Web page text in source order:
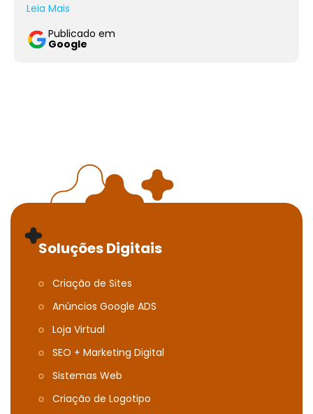
Leia Mais
Publicado em
Google
Soluções Digitais
Criação de Sites
Anúncios Google ADS
Loja Virtual
SEO + Marketing Digital
Sistemas Web
Criação de Logotipo